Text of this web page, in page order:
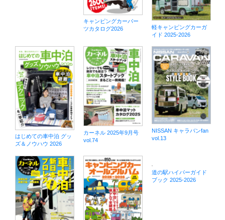
キャンピングカーパー
ツカタログ2026
軽キャンピングカーガ
イド 2025-2026
はじめての車中泊 グッ
ズ＆ノウハウ 2026
カーネル 2025年9月号
vol.74
NISSAN キャラバンfan
vol.13
道の駅ハイパーガイド
ブック 2025-2026